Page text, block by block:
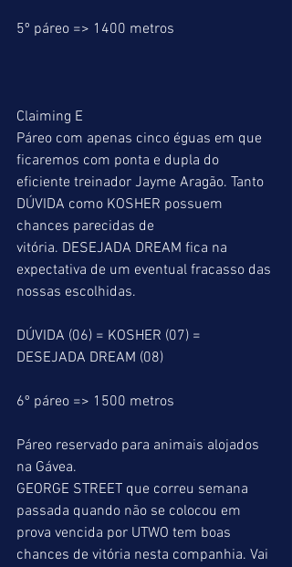
5º páreo => 1400 metros
Claiming E
Páreo com apenas cinco éguas em que
ficaremos com ponta e dupla do
eficiente treinador Jayme Aragão. Tanto
DÚVIDA como KOSHER possuem
chances parecidas de
vitória. DESEJADA DREAM fica na
expectativa de um eventual fracasso das
nossas escolhidas.
DÚVIDA (06) = KOSHER (07) =
DESEJADA DREAM (08)
6º páreo => 1500 metros
Páreo reservado para animais alojados
na Gávea.
GEORGE STREET que correu semana
passada quando não se colocou em
prova vencida por UTWO tem boas
chances de vitória nesta companhia. Vai